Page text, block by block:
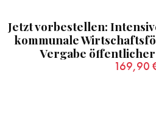
Jetzt vorbestellen:
kommunale
Vergabe öffentlicher
169,90